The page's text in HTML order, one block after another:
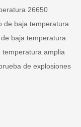
26650
de baja temperatura
baja temperatura
temperatura amplia
de explosiones